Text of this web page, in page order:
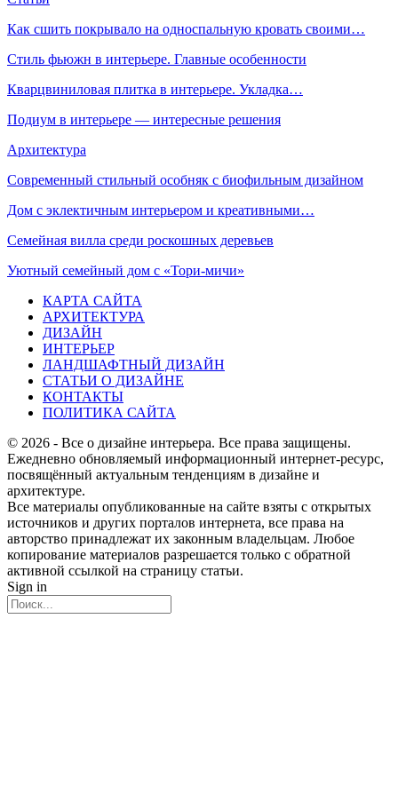
Как сшить покрывало на односпальную кровать своими…
Стиль фьюжн в интерьере. Главные особенности
Кварцвиниловая плитка в интерьере. Укладка…
Подиум в интерьере — интересные решения
Архитектура
Современный стильный особняк с биофильным дизайном
Дом с эклектичным интерьером и креативными…
Семейная вилла среди роскошных деревьев
Уютный семейный дом с «Тори-мичи»
КАРТА САЙТА
АРХИТЕКТУРА
ДИЗАЙН
ИНТЕРЬЕР
ЛАНДШАФТНЫЙ ДИЗАЙН
СТАТЬИ О ДИЗАЙНЕ
КОНТАКТЫ
ПОЛИТИКА САЙТА
© 2026 - Все о дизайне интерьера. Все права защищены.
Ежедневно обновляемый информационный интернет-ресурс,
посвящённый актуальным тенденциям в дизайне и
архитектуре.
Все материалы опубликованные на сайте взяты с открытых
источников и других порталов интернета, все права на
авторство принадлежат их законным владельцам. Любое
копирование материалов разрешается только с обратной
активной ссылкой на страницу статьи.
Sign in